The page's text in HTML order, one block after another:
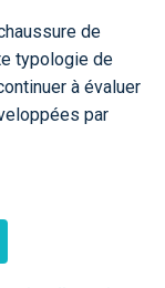
de
typologie de
à évaluer
par